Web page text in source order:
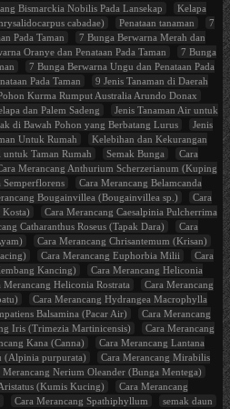
Bismarckia Nobilis Pada Lansekap
Kelapa
cabadae) Penataan tanaman
7
Pada Taman
7 Bunga Berwarna Merah dan
Oranye dan Penataan Pada Taman
7 Bunga
7 Bunga Berwarna Ungu dan Penataan Pada
Pada Taman
9 Jenis Tanaman di Daerah
Kurma Rumput Australia Arundo Donax
dan Palem Sadeng
Jenis Tanaman Air untuk
di Bawah Pohon yang Berbatang Lurus
Jenis
Untuk Rumah
Kelebihan dan Kekurangan
untuk Taman Rumah Semak Bunga
Cara
Merancang Anthurium Scherzerianum (Kuping
Semperflorens
Cara Merancang Belamcanda
Bougainvillea (Bougainvillea sp.)
Cara
Cara Merancang Caesalpinia Pulcherrima
Catharanthus Roseus (Tapak Dara)
Cara
Cara Merancang Chrisantemum (Krisan)
Cara Merancang Euphorbia Milii
Cara
Kancing)
Cara Merancang Heliconia
Merancang Heliconia Rostrata
Cara Merancang
Cara Merancang Hydrangea Macrophylla
Balsamina (Pacar Air)
Cara Merancang
Iris (Trimezia Martinicensis)
Cara Merancang
Kana (Canna)
Cara Merancang Lantana
(Alpinia purpurata)
Cara Merancang Mirabilis
Merancang Nerium Oleander (Bunga Mentega)
(Kumis Kucing)
Cara Merancang
Cara Merancang Spathiphyllum
semak daun